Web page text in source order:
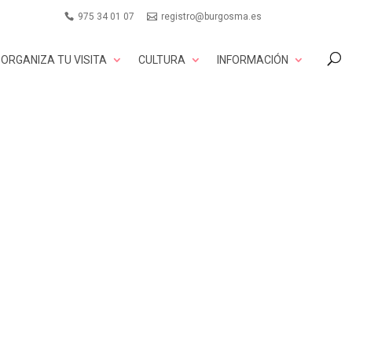
975 34 01 07 registro@burgosma.es
ORGANIZA TU VISITA CULTURA INFORMACIÓN